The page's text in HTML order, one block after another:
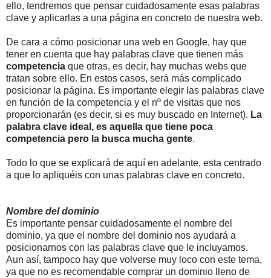
ello, tendremos que pensar cuidadosamente esas palabras
clave y aplicarlas a una página en concreto de nuestra web.
De cara a cómo posicionar una web en Google, hay que
tener en cuenta que hay palabras clave que tienen más
competencia que otras, es decir, hay muchas webs que
tratan sobre ello. En estos casos, será más complicado
posicionar la página. Es importante elegir las palabras clave
en función de la competencia y el nº de visitas que nos
proporcionarán (es decir, si es muy buscado en Internet). La
palabra clave ideal, es aquella que tiene poca
competencia pero la busca mucha gente.
Todo lo que se explicará de aquí en adelante, esta centrado
a que lo apliquéis con unas palabras clave en concreto.
Nombre del dominio
Es importante pensar cuidadosamente el nombre del
dominio, ya que el nombre del dominio nos ayudará a
posicionarnos con las palabras clave que le incluyamos.
Aun así, tampoco hay que volverse muy loco con este tema,
ya que no es recomendable comprar un dominio lleno de